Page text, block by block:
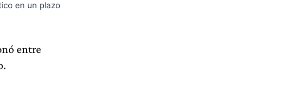
en un plazo
entre